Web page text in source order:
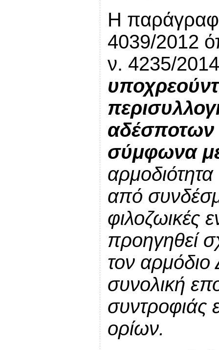
Η
4039/2012
ν. 4235/
αδέσποτων
σύμφωνα
αρμοδιότητα
από
φιλοζωικές
προηγηθεί
τον αρμόδιο
συνολική
συντροφιάς
ορίων.